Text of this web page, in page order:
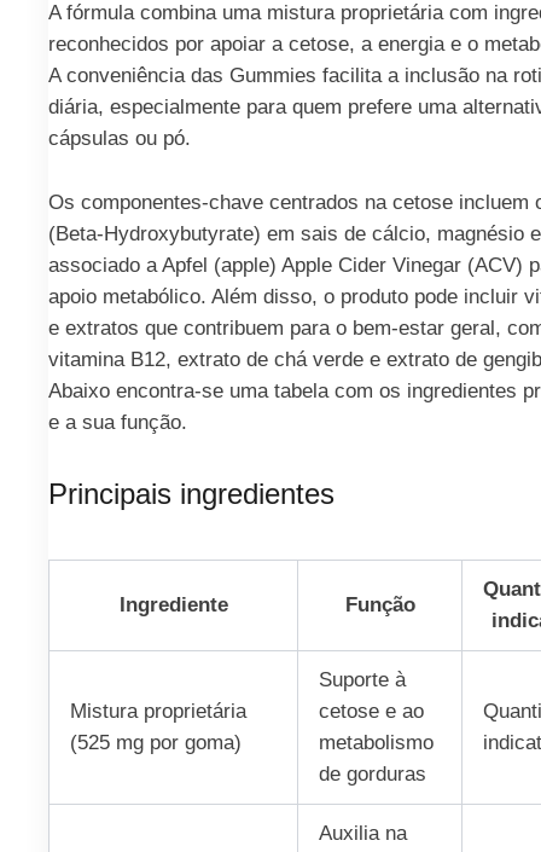
A fórmula combina uma mistura proprietária com
reconhecidos por apoiar a cetose, a energia e o
A conveniência das Gummies facilita a inclusão na
diária, especialmente para quem prefere uma
cápsulas ou pó.
Os componentes-chave centrados na cetose incluem
(Beta-Hydroxybutyrate) em sais de cálcio, magnésio
associado a Apfel (apple) Apple Cider Vinegar (ACV)
apoio metabólico. Além disso, o produto pode incluir
e extratos que contribuem para o bem-estar geral,
vitamina B12, extrato de chá verde e extrato de
Abaixo encontra-se uma tabela com os ingredientes
e a sua função.
Principais ingredientes
Ingrediente Função
Mistura proprietária
(525 mg por goma)
Suporte à
cetose e ao
metabolismo
de gorduras
Auxilia na